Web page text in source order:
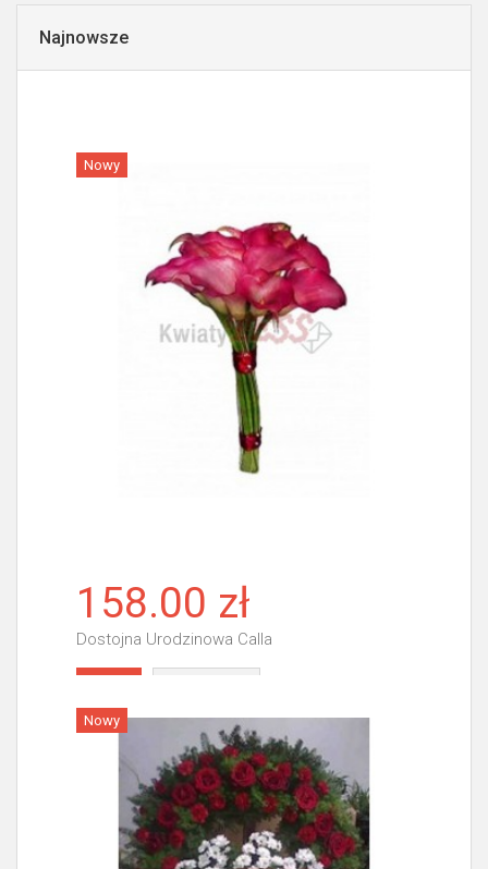
Najnowsze
Nowy
158.00 zł
Dostojna Urodzinowa Calla
Nowy